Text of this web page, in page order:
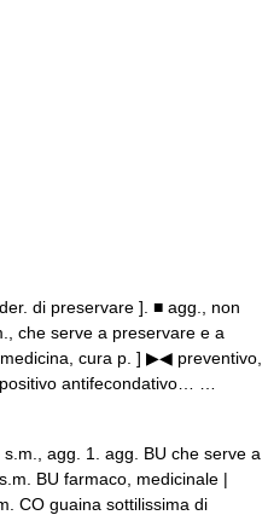
di preservare ]. ■ agg., non
che serve a preservare e a
cura p. ] ▶◀ preventivo,
antifecondativo… …
s.m., agg. 1. agg. BU che serve a
BU farmaco, medicinale |
CO guaina sottilissima di